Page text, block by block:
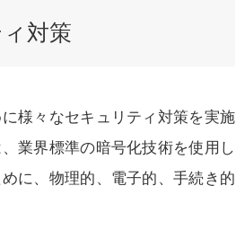
対策
様々なセキュリティ対策を実施
業界標準の暗号化技術を使用し
に、物理的、電子的、手続き的